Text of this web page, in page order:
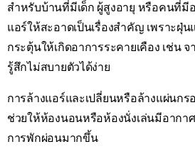
สำหรับบ้านที่มีเด็ก ผู้สูงอายุ หรือคนที่มี
แอร์ให้สะอาดเป็นเรื่องสำคัญ เพราะฝุ่
กระตุ้นให้เกิดอาการระคายเคือง เช่น
รู้สึกไม่สบายตัวได้ง่าย
การล้างแอร์และเปลี่ยนหรือล้างแผ่นกร
ช่วยให้ห้องนอนหรือห้องนั่งเล่นมีอากา
การพักผ่อนมากขึ้น